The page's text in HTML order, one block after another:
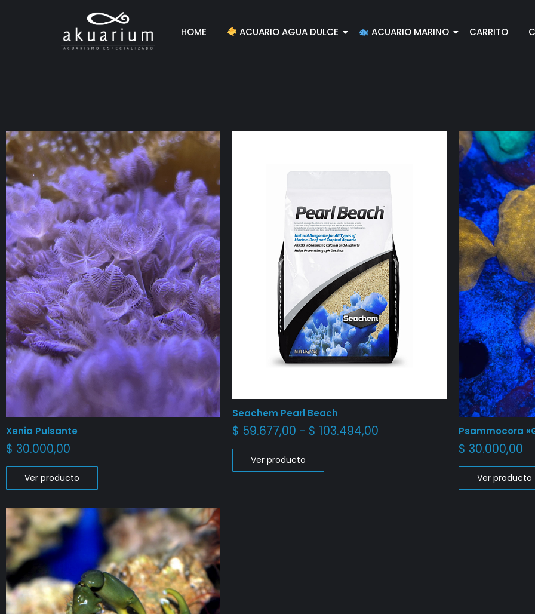
HOME ACUARIO AGUA DULCE ACUARIO MARINO CARRITO
Xenia Pulsante
$ 30.000,00
Ver producto
Seachem Pearl Beach
$ 59.677,00 - $ 103.494,00
Ver producto
Psammocora
$ 30.000,00
Ver producto